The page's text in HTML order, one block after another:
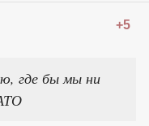
+5
где бы мы ни